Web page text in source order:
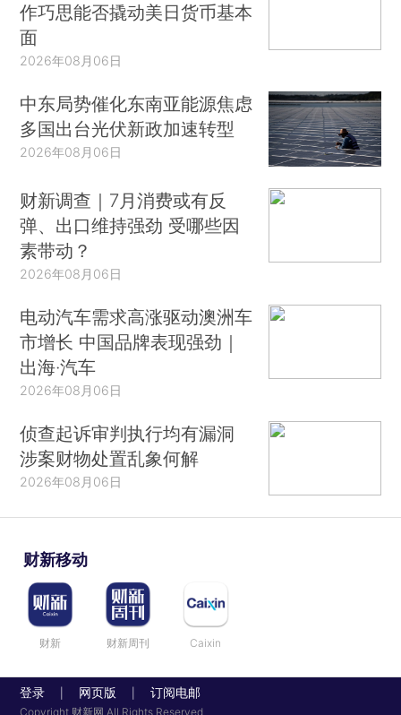
作巧思能否撬动美日货币基本
面
2026年08月06日
中东局势催化东南亚能源焦虑
多国出台光伏新政加速转型
2026年08月06日
财新调查｜7月消费或有反
弹、出口维持强劲 受哪些因
素带动？
2026年08月06日
电动汽车需求高涨驱动澳洲车
市增长 中国品牌表现强劲｜
出海·汽车
2026年08月06日
侦查起诉审判执行均有漏洞
涉案财物处置乱象何解
2026年08月06日
财新移动
财新 财新周刊 Caixin
登录 网页版 订阅电邮
Copyright 财新网 All Rights Reserved